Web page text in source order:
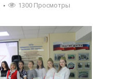
1300 Просмотры